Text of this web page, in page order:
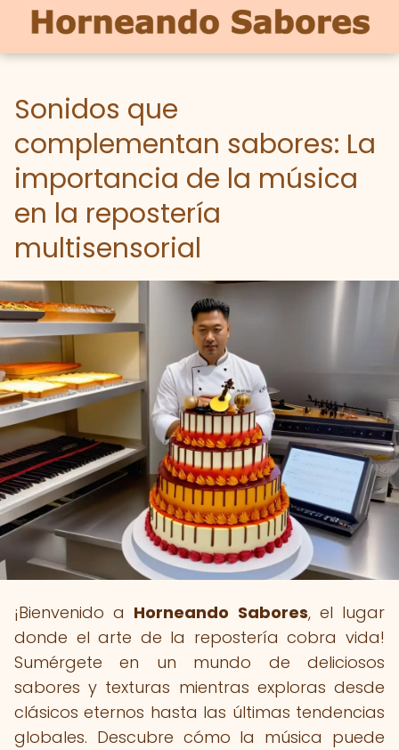
Sonidos que
complementan sabores: La
importancia de la música
en la repostería
multisensorial
¡Bienvenido a Horneando Sabores, el lugar
donde el arte de la repostería cobra vida!
Sumérgete en un mundo de deliciosos
sabores y texturas mientras exploras desde
clásicos eternos hasta las últimas tendencias
globales. Descubre cómo la música puede